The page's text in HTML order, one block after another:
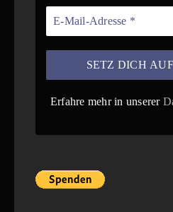
Erfahre mehr in unserer